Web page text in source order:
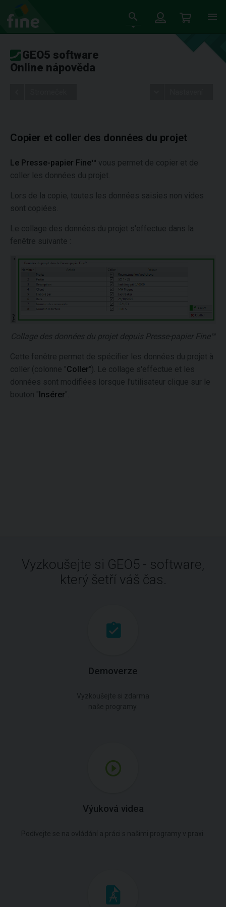
GEO5 software
Online nápověda
Copier et coller des données du projet
Le Presse-papier Fine™ vous permet de copier et de
coller les données du projet.
Lors de la copie, toutes les données saisies non vides
sont copiées.
Le collage des données du projet s'effectue dans la
fenêtre suivante :
Collage des données du projet depuis Presse-papier Fine™
Cette fenêtre permet de spécifier les données du projet à
coller (colonne "Coller"). Le collage s'effectue et les
données sont modifiées lorsque l'utilisateur clique sur le
bouton "Insérer".
Vyzkoušejte si GEO5 - software,
který šetří váš čas.
Demoverze
Výuková videa